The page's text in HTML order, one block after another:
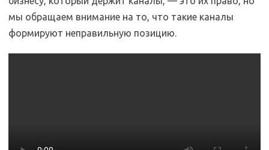
мы обращаем внимание на то, что такие каналы
формируют неправильную позицию.